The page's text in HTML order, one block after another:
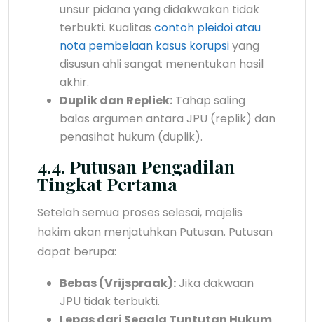
unsur pidana yang didakwakan tidak
terbukti. Kualitas contoh pleidoi atau
nota pembelaan kasus korupsiyang
disusun ahli sangat menentukan hasil
akhir.
Duplik dan Repliek: Tahap saling
balas argumen antara JPU (replik) dan
penasihat hukum (duplik).
4.4. Putusan Pengadilan
Tingkat Pertama
Setelah semua proses selesai, majelis
hakim akan menjatuhkan Putusan. Putusan
dapat berupa:
Bebas (Vrijspraak):Jika dakwaan
JPU tidak terbukti.